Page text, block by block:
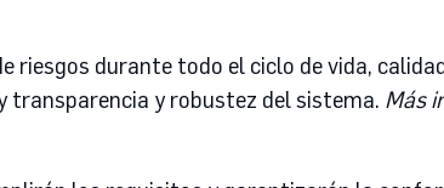
riesgos durante todo el ciclo de vida,
transparencia y robustez del sistema. Más